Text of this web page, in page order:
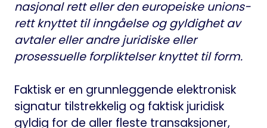
nasjonal rett eller den europeiske unions-
rett knyttet til inngåelse og gyldighet av
avtaler eller andre juridiske eller
prosessuelle forpliktelser knyttet til form.
Faktisk er en grunnleggende elektronisk
signatur tilstrekkelig og faktisk juridisk
gyldig for de aller fleste transaksjoner,